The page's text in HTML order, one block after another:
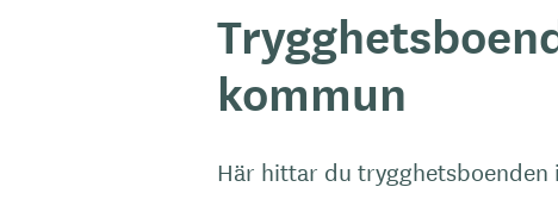
kommun
Här hittar du trygghetsboenden